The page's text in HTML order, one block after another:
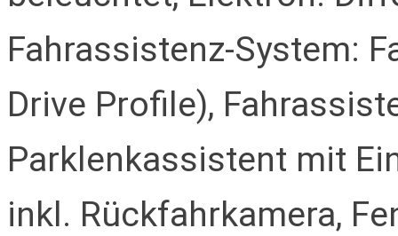
Fahrassistenz-System:
Drive Profile),
Parklenkassistent mit
inkl. Rückfahrkamera,